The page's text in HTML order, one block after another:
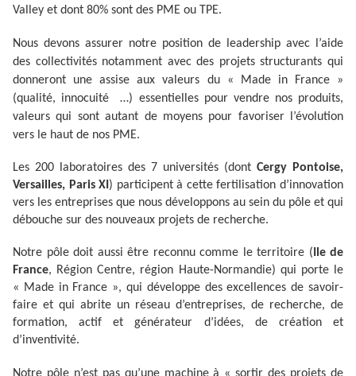
Valley et dont 80% sont des PME ou TPE.
Nous devons assurer notre position de leadership avec l’aide
des collectivités notamment avec des projets structurants qui
donneront une assise aux valeurs du « Made in France »
(qualité, innocuité …) essentielles pour vendre nos produits,
valeurs qui sont autant de moyens pour favoriser l’évolution
vers le haut de nos PME.
Les 200 laboratoires des 7 universités (dont Cergy Pontoise,
Versailles, Paris XI ) participent à cette fertilisation d’innovation
vers les entreprises que nous développons au sein du pôle et qui
débouche sur des nouveaux projets de recherche.
Notre pôle doit aussi être reconnu comme le territoire ( Ile de
France, Région Centre, région Haute-Normandie) qui porte le
« Made in France », qui développe des excellences de savoir-
faire et qui abrite un réseau d’entreprises, de recherche, de
formation, actif et générateur d’idées, de création et
d’inventivité.